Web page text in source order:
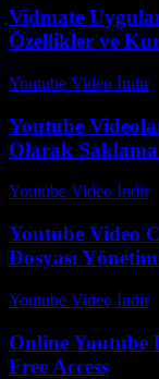
Vidmate
Özellikler ve
Youtube Video İndir-
Youtube
Olarak
Youtube Video İndir-
Youtube Video
Dosyası
Youtube Video İndir-
Online Youtube
Free Access